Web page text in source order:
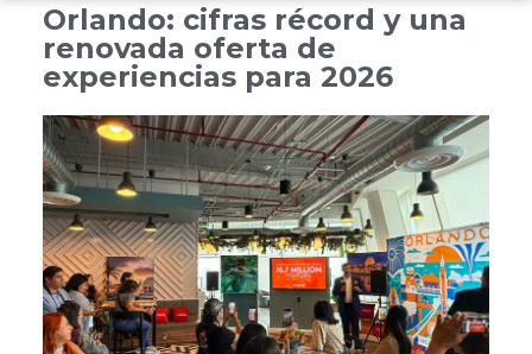
Orlando: cifras récord y una
renovada oferta de
experiencias para 2026